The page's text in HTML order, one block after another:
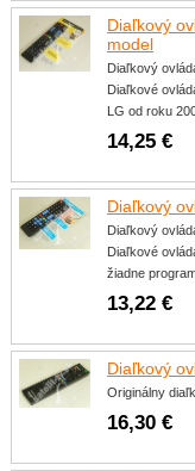
Diaľkový
model
Diaľkový
Diaľkové
LG od roku
14,25 €
Diaľkový
Diaľkový
Diaľkové
žiadne
13,22 €
Diaľkový
Originálny
16,30 €